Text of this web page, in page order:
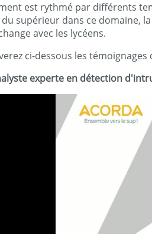
est rythmé par différents
supérieur dans ce domaine,
avec les lycéens.
ci-dessous les
experte en détection